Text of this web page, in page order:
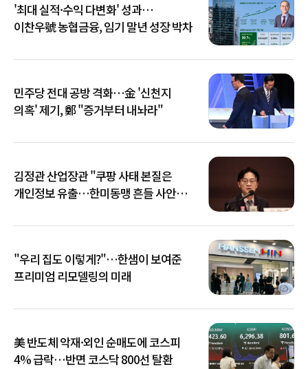
'최대 실적·수익 다변화' 성과…
이찬우號 농협금융, 임기 말년 성장 박차
민주당 전대 공방 격화…金 '신천지
의혹' 제기, 鄭 "증거부터 내놔라"
김정관 산업장관 "쿠팡 사태 본질은
개인정보 유출…한미동맹 흔들 사안
"우리 집도 이렇게?"…한샘이 보여준
프리미엄 리모델링의 미래
美 반도체 악재·외인 순매도에 코스피
4% 급락…반면 코스닥 800선 탈환